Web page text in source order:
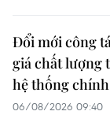
Đổi mới công
giá chất lượng
hệ thống
06/08/2026 09:40